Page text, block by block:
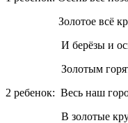
Золотое всё
И берёзы и
Золотым горят
2 ребенок: Весь наш
В золотые